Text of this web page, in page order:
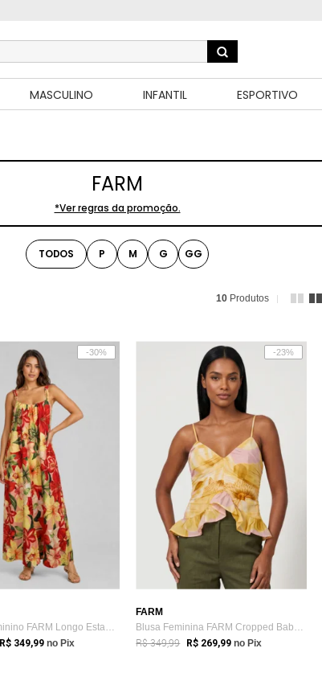
MASCULINO INFANTIL ESPORTIVO
FARM
*Ver regras da promoção.
TODOS P M G GG
10 Produtos
-30%
Vestido Feminino FARM Longo Estampa Floral Amarelo
R$ 349,99 no Pix
-23%
FARM
Blusa Feminina FARM Cropped Babado Amarela
R$ 349,99 R$ 269,99 no Pix